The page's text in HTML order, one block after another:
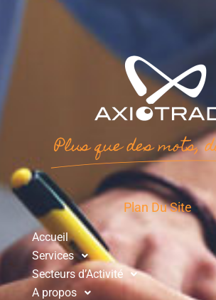
Plus que des mots,
Plan Du Site
Accueil
Services
Secteurs d’Activité
A propos